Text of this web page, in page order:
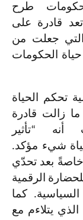
طرح
قادرة على
التي جعلت من
الحكومات
تحكم الحياة
زالت قادرة
أنه “تأثير
شيء مؤكد.
خاصةً بعد تحدّي
الرقمية
كما
يتلاءم مع